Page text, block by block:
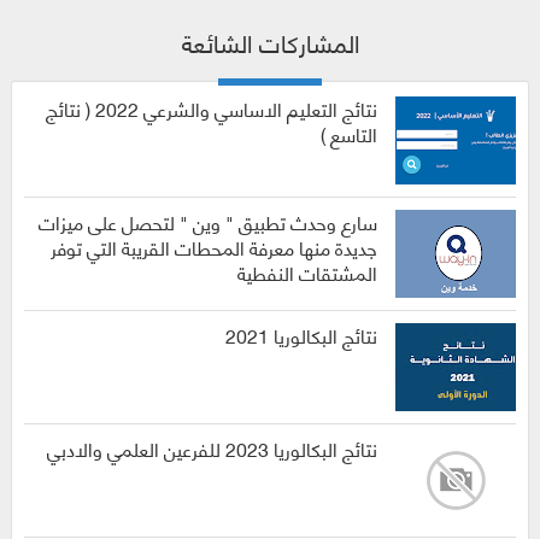
المشاركات الشائعة
نتائج التعليم الاساسي والشرعي 2022 ( نتائج
التاسع )
سارع وحدث تطبيق " وين " لتحصل على ميزات
جديدة منها معرفة المحطات القريبة التي توفر
المشتقات النفطية
نتائج البكالوريا 2021
نتائج البكالوريا 2023 للفرعين العلمي والادبي